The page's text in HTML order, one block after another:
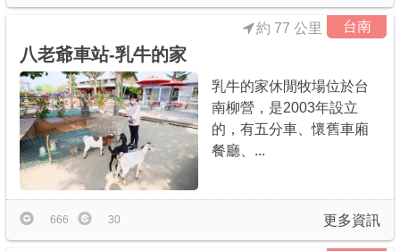
台南
八老爺車站-乳牛的家
約 77 公里
乳牛的家休閒牧場位於台
南柳營，是2003年設立
的，有五分車、懷舊車廂
餐廳、...
更多資訊
666 30